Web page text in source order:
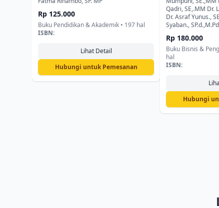
Rp 125.000
Buku Pendidikan & Akademik • 197 hal
ISBN:
Lihat Detail
Hubungi untuk Pemesanan
Qadri, SE,.MM Dr.
Dr. Asraf Yunus.,
Syaban.,
Rp 180.000
Buku Bisnis &
hal
ISBN:
Hubungi